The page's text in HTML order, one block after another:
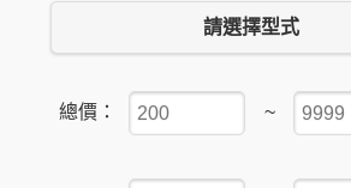
請選擇型式
總價： ~